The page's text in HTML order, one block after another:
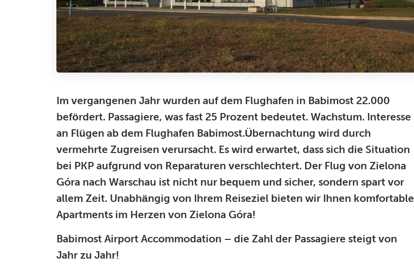
Im vergangenen Jahr wurden auf dem Flughafen in Babimost 22.000
befördert. Passagiere, was fast 25 Prozent bedeutet. Wachstum. Interesse
an Flügen ab dem Flughafen Babimost.Übernachtung wird durch
vermehrte Zugreisen verursacht. Es wird erwartet, dass sich die Situation
bei PKP aufgrund von Reparaturen verschlechtert. Der Flug von Zielona
Góra nach Warschau ist nicht nur bequem und sicher, sondern spart vor
allem Zeit. Unabhängig von Ihrem Reiseziel bieten wir Ihnen komfortable
Apartments im Herzen von Zielona Góra!
Babimost Airport Accommodation – die Zahl der Passagiere steigt von
Jahr zu Jahr!